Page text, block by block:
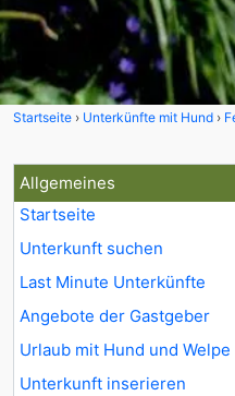
Startseite Unterkünfte mit Hund
Allgemeines
Startseite
Unterkunft suchen
Last Minute Unterkünfte
Angebote der Gastgeber
Urlaub mit Hund und Welpe
Unterkunft inserieren